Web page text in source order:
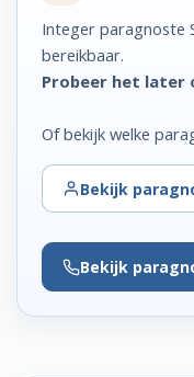
Integer paragnoste
bereikbaar.
Probeer het later
Of bekijk welke
Bekijk
Bekijk